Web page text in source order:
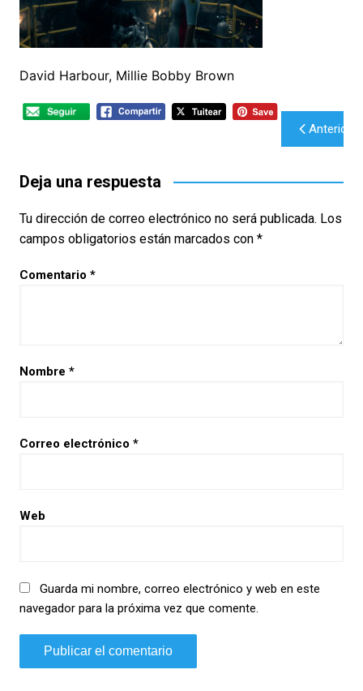
David Harbour, Millie Bobby Brown
Navegación
entradas
Anterior
Deja una respuesta
Tu dirección de correo electrónico no será publicada. Los
campos obligatorios están marcados con *
Comentario *
Nombre *
Correo electrónico *
Web
Guarda mi nombre, correo electrónico y web en este
navegador para la próxima vez que comente.